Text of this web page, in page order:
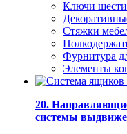
Ключи
Стяжки
Фурнитура
Элементы
20.
системы